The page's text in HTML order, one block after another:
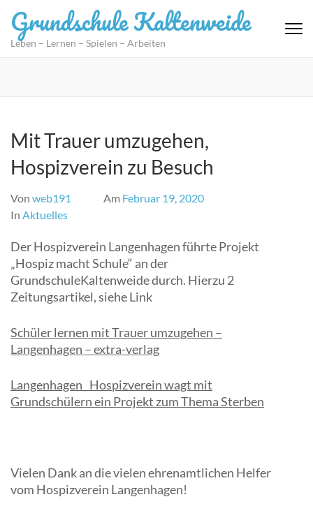
Inhalt
springen
Grundschule Kaltenweide
Leben – Lernen – Spielen – Arbeiten
Mit Trauer umzugehen,
Hospizverein zu Besuch
Von web191 Am Februar 19, 2020
In Aktuelles
Der Hospizverein Langenhagen führte Projekt
„Hospiz macht Schule“ an der
GrundschuleKaltenweide durch. Hierzu 2
Zeitungsartikel, siehe Link
Schüler lernen mit Trauer umzugehen –
Langenhagen – extra-verlag
Langenhagen_ Hospizverein wagt mit
Grundschülern ein Projekt zum Thema Sterben
Vielen Dank an die vielen ehrenamtlichen Helfer
vom Hospizverein Langenhagen!